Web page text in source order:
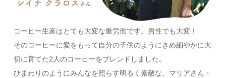
コーヒー生産はとても大変な重労働です。男性でも大変！
そのコーヒーに愛をもって自分の子供のようにきめ細やかに大
切に育てた2人のコーヒーをブレンドしました。
ひまわりのようにみんなを照らす明るく素敵な、マリアさん・